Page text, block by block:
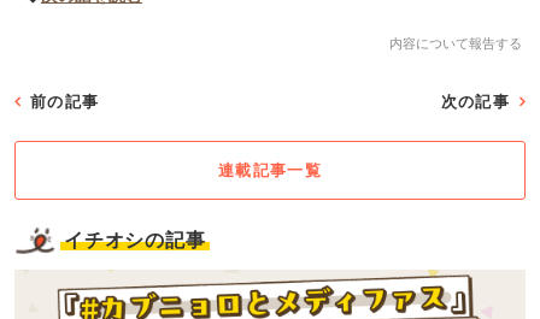
内容について報告する
前の記事 次の記事
連載記事一覧
イチオシの記事